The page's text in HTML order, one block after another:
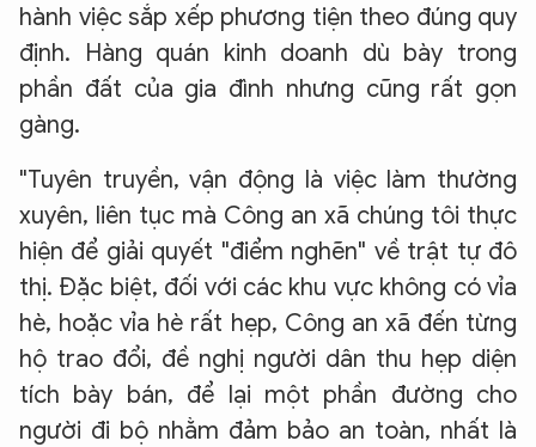
hành việc sắp xếp phương tiện theo đúng quy
định. Hàng quán kinh doanh dù bày trong
phần đất của gia đình nhưng cũng rất gọn
gàng.
"Tuyên truyền, vận động là việc làm thường
xuyên, liên tục mà Công an xã chúng tôi thực
hiện để giải quyết "điểm nghẽn" về trật tự đô
thị. Đặc biệt, đối với các khu vực không có vỉa
hè, hoặc vỉa hè rất hẹp, Công an xã đến từng
hộ trao đổi, đề nghị người dân thu hẹp diện
tích bày bán, để lại một phần đường cho
người đi bộ nhằm đảm bảo an toàn, nhất là